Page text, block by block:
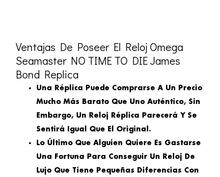
Ventajas De Poseer El Reloj Omega
Seamaster NO TIME TO DIE James
Bond Replica
Una Réplica Puede Comprarse A Un Precio
Mucho Más Barato Que Uno Auténtico, Sin
Embargo, Un Reloj Réplica Parecerá Y Se
Sentirá Igual Que El Original.
Lo Último Que Alguien Quiere Es Gastarse
Una Fortuna Para Conseguir Un Reloj De
Lujo Que Tiene Pequeñas Diferencias Con